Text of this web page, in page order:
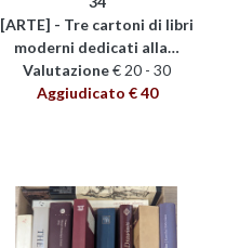
[ARTE] - Tre cartoni di libri
moderni dedicati alla…
Valutazione€ 20 - 30
Aggiudicato € 40